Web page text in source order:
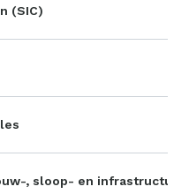
(SIC)
, sloop- en